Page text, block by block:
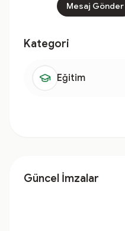
Mesaj Gönder
Kategori
Eğitim
Güncel İmzalar